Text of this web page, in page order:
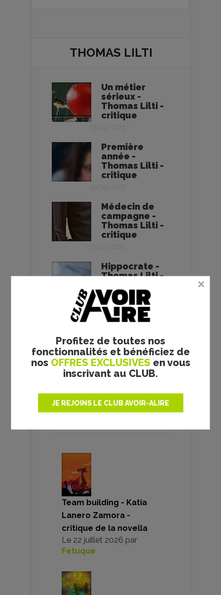
Profitez de toutes nos
fonctionnalités et bénéficiez de
nos OFFRES EXCLUSIVES en vous
inscrivant au CLUB.
JE REJOINS LE CLUB AVOIR-ALIRE
THOMAS LILTI
Un métier
sérieux -
Thomas Lilti -
critique
13/09/2023
Première
année -
Thomas Lilti -
critique
12/09/2018
Médecin de
campagne -
Thomas Lilti -
critique
23/03/2016
Hippocrate -
Thomas Lilti -
Première
année - le test
DVD
12/09/2018
Thomas Lilti
Team building - Katia
Lanero Zamora -
critique de la novella
Le 22 juillet 2026 par
Fetuque